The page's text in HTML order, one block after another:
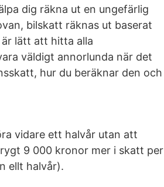
dig räkna ut en ungefärlig
bilskatt räknas ut baserat
lätt att hitta alla
väldigt annorlunda när det
hur du beräknar den och
vidare ett halvår utan att
9 000 kronor mer i skatt per
ellt halvår).